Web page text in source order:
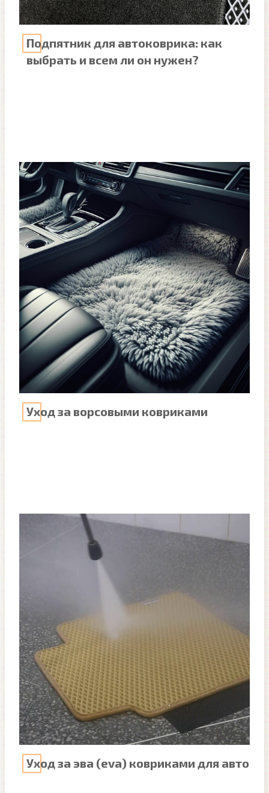
Подпятник для автоковрика: как
выбрать и всем ли он нужен?
Уход за ворсовыми ковриками
Уход за эва (eva) ковриками для авто